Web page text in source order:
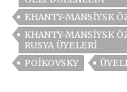
KHANTY-MANSIYSK
KHANTY-MANSIYSK
RUSYA ÜYELERI
POIKOVSKY